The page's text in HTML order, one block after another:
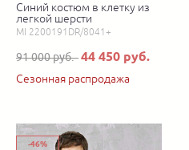
Синий костюм в клетку из
легкой шерсти
MI 2200191DR/8041+
91 000 руб.44 450 руб.
Сезонная распродажа
-46%